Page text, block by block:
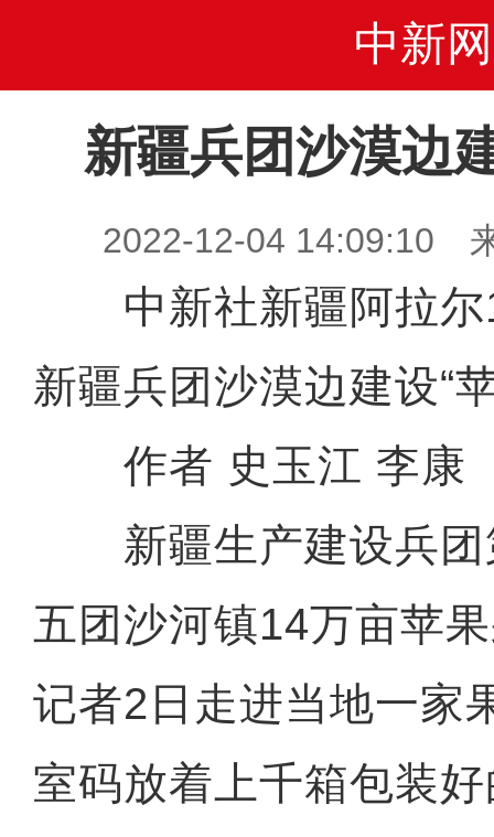
中新网
新疆兵团沙漠边
2022-12-04 14:09:10
中新社新疆阿拉尔
新疆兵团沙漠边建设“
作者 史玉江 李康
新疆生产建设兵团
五团沙河镇14万亩苹
记者2日走进当地一家
室码放着上千箱包装